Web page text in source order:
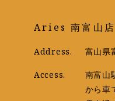
Aries 南富山店
Address. 富山県
Access.
南富山
から